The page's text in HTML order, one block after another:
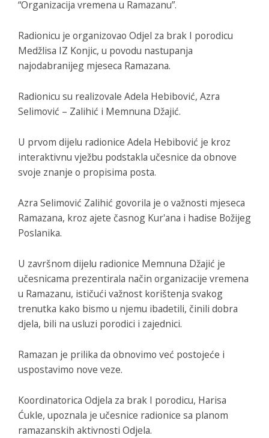
“Organizacija vremena u Ramazanu”.
Radionicu je organizovao Odjel za brak I porodicu
Medžlisa IZ Konjic, u povodu nastupanja
najodabranijeg mjeseca Ramazana.
Radionicu su realizovale Adela Hebibović, Azra
Selimović – Zalihić i Memnuna Džajić.
U prvom dijelu radionice Adela Hebibović je kroz
interaktivnu vježbu podstakla učesnice da obnove
svoje znanje o propisima posta.
Azra Selimović Zalihić govorila je o važnosti mjeseca
Ramazana, kroz ajete časnog Kur'ana i hadise Božijeg
Poslanika.
U završnom dijelu radionice Memnuna Džajić je
učesnicama prezentirala način organizacije vremena
u Ramazanu, ističući važnost korištenja svakog
trenutka kako bismo u njemu ibadetili, činili dobra
djela, bili na usluzi porodici i zajednici.
Ramazan je prilika da obnovimo već postojeće i
uspostavimo nove veze.
Koordinatorica Odjela za brak I porodicu, Harisa
Ćukle, upoznala je učesnice radionice sa planom
ramazanskih aktivnosti Odjela.